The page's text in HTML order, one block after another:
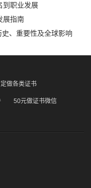
到职业发展
展指南
、重要性及全球影响
定做各类证书
50元做证书微信